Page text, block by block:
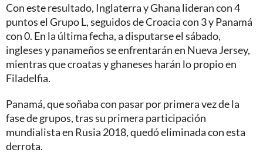
Con este resultado, Inglaterra y Ghana lideran con 4
puntos el Grupo L, seguidos de Croacia con 3 y Panamá
con 0. En la última fecha, a disputarse el sábado,
ingleses y panameños se enfrentarán en Nueva Jersey,
mientras que croatas y ghaneses harán lo propio en
Filadelfia.
Panamá, que soñaba con pasar por primera vez de la
fase de grupos, tras su primera participación
mundialista en Rusia 2018, quedó eliminada con esta
derrota.